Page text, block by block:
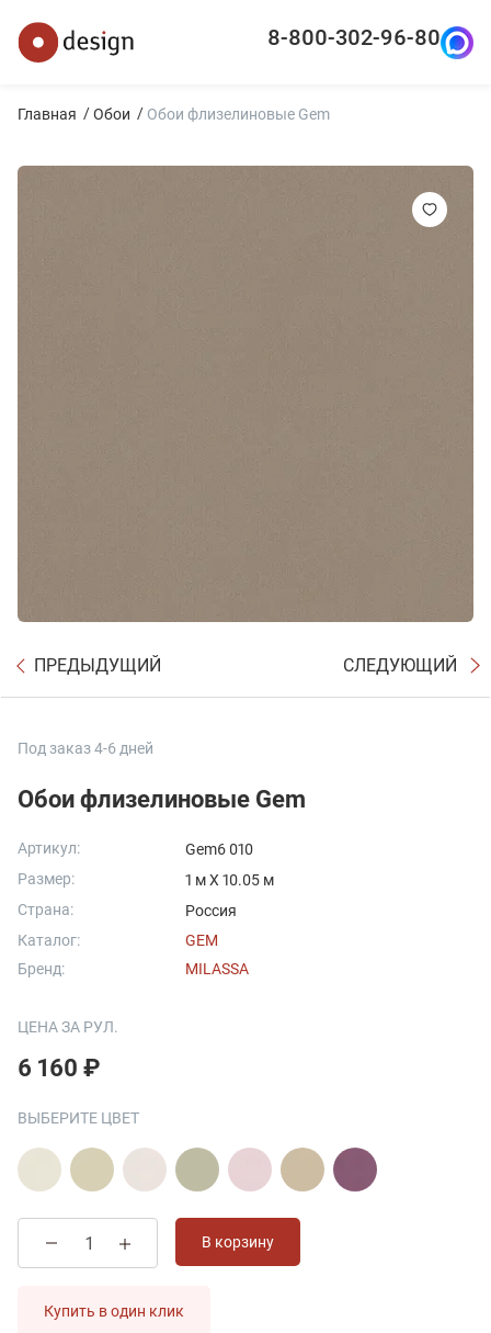
8-800-302-96-80
Главная Обои Обои флизелиновые Gem
ПРЕДЫДУЩИЙ СЛЕДУЮЩИЙ
Под заказ 4-6 дней
Обои флизелиновые Gem
Артикул:
Gem6 010
Размер:
1 м X 10.05 м
Страна:
Россия
Каталог:
GEM
Бренд:
MILASSA
ЦЕНА ЗА РУЛ.
6 160 ₽
ВЫБЕРИТЕ ЦВЕТ
В корзину
Купить в один клик